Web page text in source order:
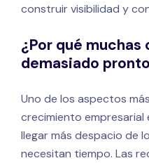
construir visibilidad y
¿Por qué muchas
demasiado
Uno de los aspectos
crecimiento empresarial
llegar más despacio de
necesitan tiempo. Las